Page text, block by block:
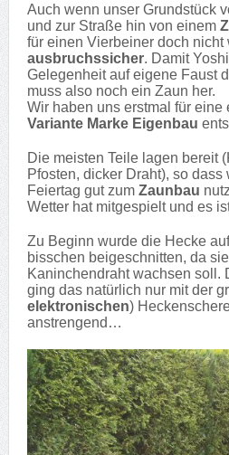
Auch wenn unser Grundstück
und zur Straße hin von einem
für einen Vierbeiner doch nicht
ausbruchssicher. Damit
Gelegenheit auf eigene Faust
muss also noch ein Zaun her.
Wir haben uns erstmal für
Variante Marke Eigenbau
Die meisten Teile lagen bereit
Pfosten, dicker Draht), so dass
Feiertag gut zum Zaunbau
Wetter hat mitgespielt und es
Zu Beginn wurde die Hecke
bisschen beigeschnitten, da
Kaninchendraht wachsen soll.
ging das natürlich nur mit der
elektronischen)
anstrengend…